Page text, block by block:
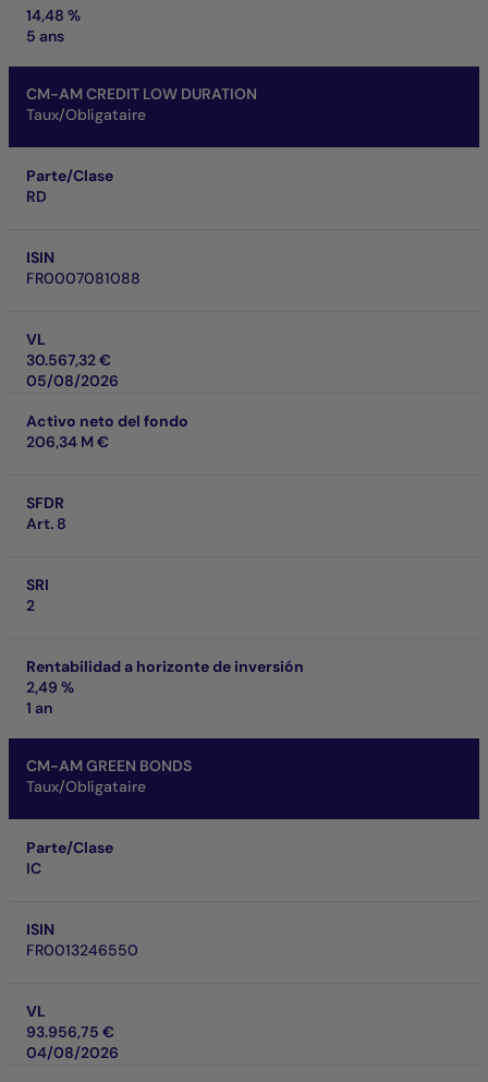
14,48 %
5 ans
CM-AM CREDIT LOW DURATION
Taux/Obligataire
Parte/Clase
RD
ISIN
FR0007081088
VL
30.567,32 €
05/08/2026
Activo neto del fondo
206,34 M €
SFDR
Art. 8
SRI
2
Rentabilidad a horizonte de inversión
2,49 %
1 an
CM-AM GREEN BONDS
Taux/Obligataire
Parte/Clase
IC
ISIN
FR0013246550
VL
93.956,75 €
04/08/2026